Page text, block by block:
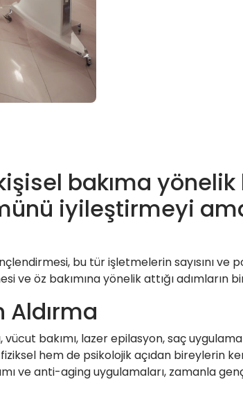
bakıma
iyileştirmeyi
bu tür işletmelerin sayısını ve
ve öz bakımına yönelik attığı adımların
Aldırma
bakımı, lazer epilasyon, saç
hem de psikolojik açıdan bireylerin
ve anti-aging uygulamaları, zamanla